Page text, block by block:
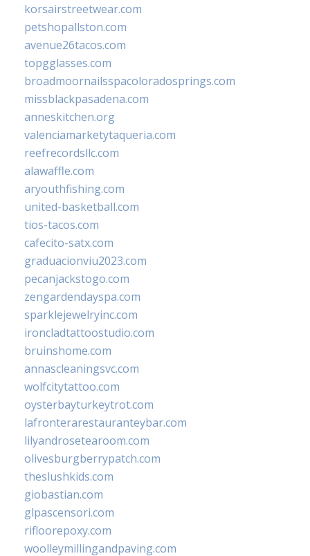
korsairstreetwear.com
petshopallston.com
avenue26tacos.com
topgglasses.com
broadmoornailsspacoloradosprings.com
missblackpasadena.com
anneskitchen.org
valenciamarketytaqueria.com
reefrecordsllc.com
alawaffle.com
aryouthfishing.com
united-basketball.com
tios-tacos.com
cafecito-satx.com
graduacionviu2023.com
pecanjackstogo.com
zengardendayspa.com
sparklejewelryinc.com
ironcladtattoostudio.com
bruinshome.com
annascleaningsvc.com
wolfcitytattoo.com
oysterbayturkeytrot.com
lafronterarestauranteybar.com
lilyandrosetearoom.com
olivesburgberrypatch.com
theslushkids.com
giobastian.com
glpascensori.com
rifloorepoxy.com
woolleymillingandpaving.com